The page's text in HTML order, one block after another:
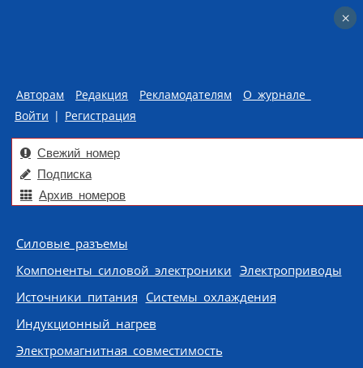
Авторам Редакция Рекламодателям
О журнале
Войти | Регистрация
Свежий номер
Подписка
Архив номеров
Skip to content
Силовые разъемы
Компоненты силовой электроники Электроприводы
Источники питания Системы охлаждения
Индукционный нагрев
Электромагнитная совместимость
×
×